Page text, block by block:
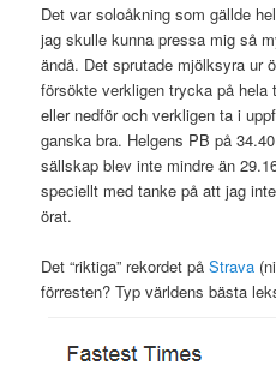
Det var soloåkning som gällde
jag skulle kunna pressa mig så
ändå. Det sprutade mjölksyra ur
försökte verkligen trycka på
eller nedför och verkligen ta i
ganska bra. Helgens PB på
sällskap blev inte mindre än
speciellt med tanke på att jag
örat.
Det “riktiga” rekordet påStrava
förresten? Typ världens bästa